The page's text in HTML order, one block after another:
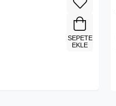
SEPETE
EKLE